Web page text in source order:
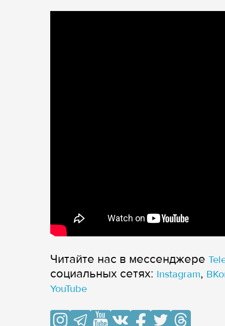
Читайте нас в мессенджере
cоциальных сетях: Instagram,
YouTube